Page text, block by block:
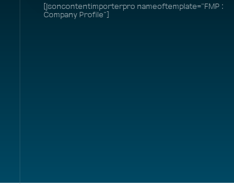
[jsoncontentimporterpro nameoftemplate="FMP :
Company Profile"]